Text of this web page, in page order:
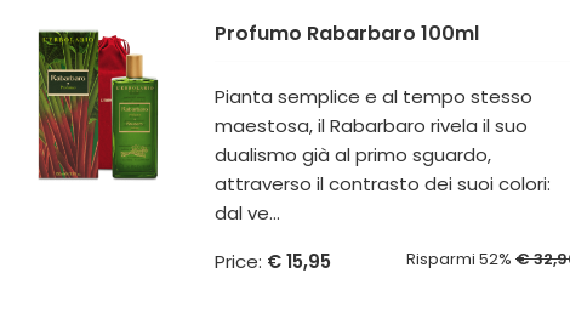
Profumo Rabarbaro 100ml
Pianta semplice e al tempo stesso
maestosa, il Rabarbaro rivela il suo
dualismo già al primo sguardo,
attraverso il contrasto dei suoi colori:
dal ve...
Price: € 15,95 Risparmi 52% €